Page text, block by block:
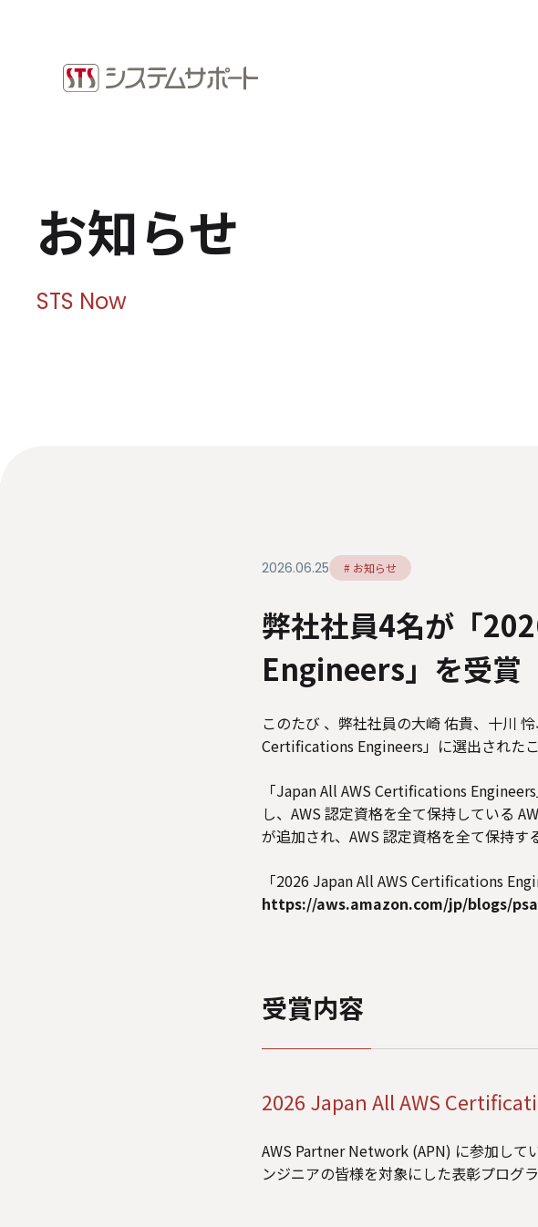
ソリューション・プロダクト
サステナビリティ
環境（E）
社会（S）
お知らせ
STS Now
2026.06.25 # お知らせ
弊社社員4名が「
Engineers」を受賞
このたび 、弊社社員の大崎 佑貴、十川
Certifications Engineers」に選出されたこ
「Japan All AWS Certifications
し、AWS 認定資格を全て保持している
が追加され、AWS 認定資格を全て保持す
「2026 Japan All AWS Certifications
https://aws.amazon.com/jp/blogs/
受賞内容
2026 Japan All AWS
AWS Partner Network (APN) に参加して
ンジニアの皆様を対象にした表彰プログ